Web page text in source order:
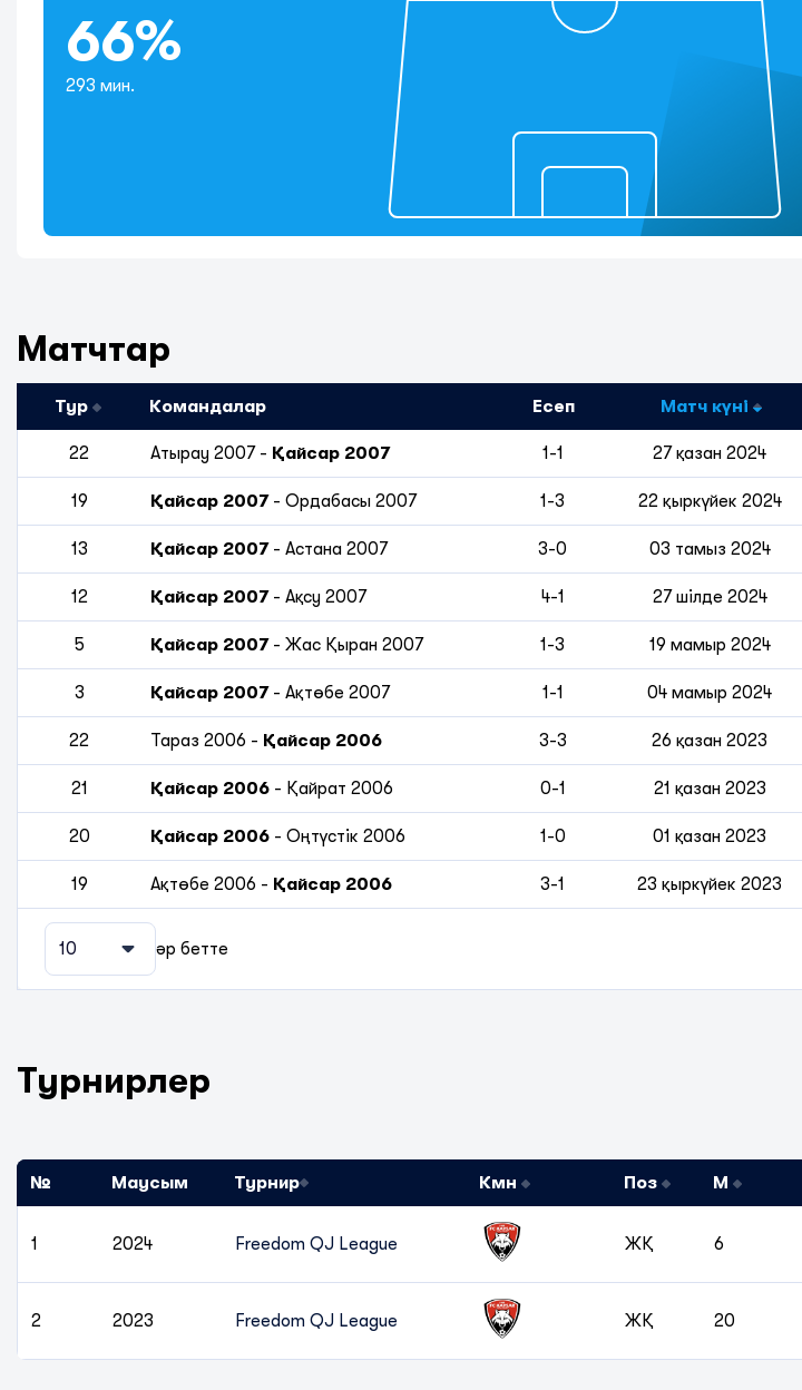
66%
293 мин.
Матчтар
Тур Командалар Есеп Матч күні
22 Атырау 2007- Қайсар 2007 1-1 27 қазан 2024
19 Қайсар 2007- Ордабасы 2007 1-3 22 қыркүйек 2024
13 Қайсар 2007- Астана 2007 3-0 03 тамыз 2024
12 Қайсар 2007- Ақсу 2007 4-1 27 шілде 2024
5 Қайсар 2007- Жас Қыран 2007 1-3 19 мамыр 2024
3 Қайсар 2007- Ақтөбе 2007 1-1 04 мамыр 2024
22 Тараз 2006 - Қайсар 2006 3-3 26 қазан 2023
21 Қайсар 2006 - Қайрат 2006 0-1 21 қазан 2023
20 Қайсар 2006 - Оңтүстік 2006 1-0 01 қазан 2023
19 Ақтөбе 2006 - Қайсар 2006 3-1 23 қыркүйек 2023
10 әр бетте
Турнирлер
№ Маусым Турнир Кмн Поз М
1 2024 Freedom QJ League ЖҚ 6
2 2023 Freedom QJ League ЖҚ 20